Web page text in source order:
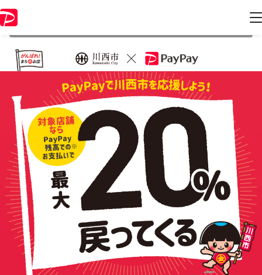
情報はキャンペーン終了時点のものになります。